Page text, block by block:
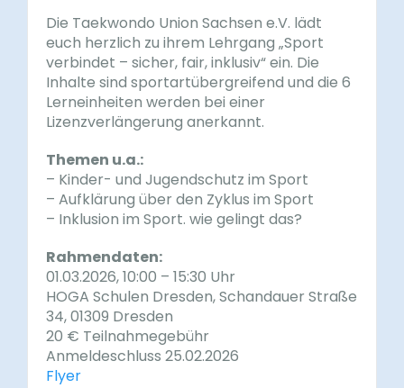
Die Taekwondo Union Sachsen e.V. lädt
euch herzlich zu ihrem Lehrgang „Sport
verbindet – sicher, fair, inklusiv“ ein. Die
Inhalte sind sportartübergreifend und die 6
Lerneinheiten werden bei einer
Lizenzverlängerung anerkannt.
Themen u.a.:
– Kinder- und Jugendschutz im Sport
– Aufklärung über den Zyklus im Sport
– Inklusion im Sport. wie gelingt das?
Rahmendaten:
01.03.2026, 10:00 – 15:30 Uhr
HOGA Schulen Dresden, Schandauer Straße
34, 01309 Dresden
20 € Teilnahmegebühr
Anmeldeschluss 25.02.2026
Flyer